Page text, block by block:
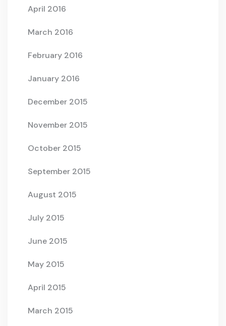
April 2016
March 2016
February 2016
January 2016
December 2015
November 2015
October 2015
September 2015
August 2015
July 2015
June 2015
May 2015
April 2015
March 2015